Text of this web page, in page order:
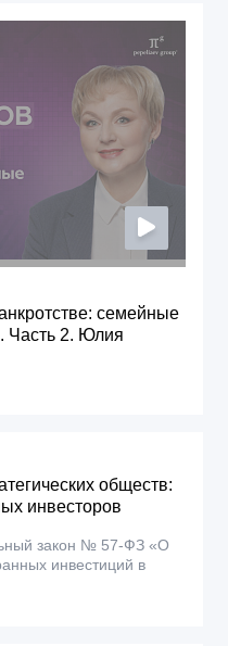
семейные
Часть 2. Юлия
обществ:
инвесторов
закон № 57-ФЗ «О
инвестиций в